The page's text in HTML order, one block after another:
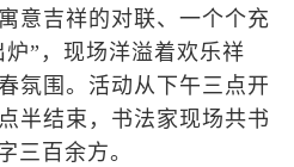
意吉祥的对联、一个个充
”，现场洋溢着欢乐祥
氛围。活动从下午三点开
半结束，书法家现场共书
三百余方。